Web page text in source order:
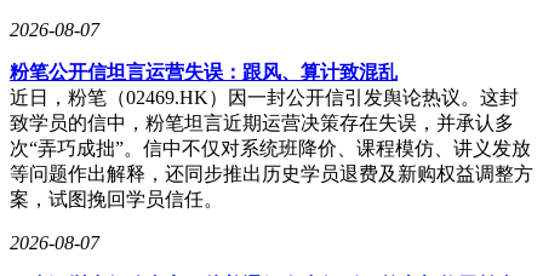
2026-08-07
粉笔公开信坦言运营失误：跟风、算计致混乱
近日，粉笔（02469.HK）因一封公开信引发舆论热议。这封
致学员的信中，粉笔坦言近期运营决策存在失误，并承认多
次“弄巧成拙”。信中不仅对系统班降价、课程模仿、讲义发放
等问题作出解释，还同步推出历史学员退费及新购权益调整方
案，试图挽回学员信任。
2026-08-07